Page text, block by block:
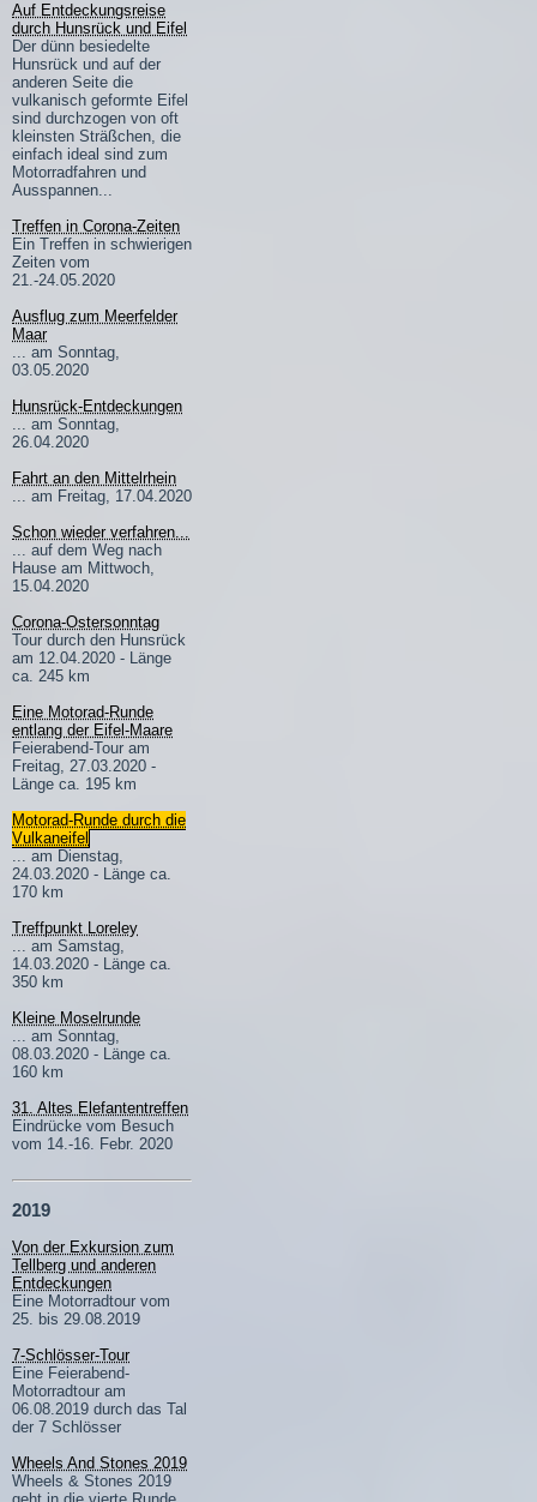
Auf Entdeckungsreise
durch Hunsrück und Eifel
Der dünn besiedelte
Hunsrück und auf der
anderen Seite die
vulkanisch geformte Eifel
sind durchzogen von oft
kleinsten Sträßchen, die
einfach ideal sind zum
Motorradfahren und
Ausspannen...
Treffen in Corona-Zeiten
Ein Treffen in schwierigen
Zeiten vom
21.-24.05.2020
Ausflug zum Meerfelder
Maar
... am Sonntag,
03.05.2020
Hunsrück-Entdeckungen
... am Sonntag,
26.04.2020
Fahrt an den Mittelrhein
... am Freitag, 17.04.2020
Schon wieder verfahren...
... auf dem Weg nach
Hause am Mittwoch,
15.04.2020
Corona-Ostersonntag
Tour durch den Hunsrück
am 12.04.2020 - Länge
ca. 245 km
Eine Motorad-Runde
entlang der Eifel-Maare
Feierabend-Tour am
Freitag, 27.03.2020 -
Länge ca. 195 km
Motorad-Runde durch die
Vulkaneifel
... am Dienstag,
24.03.2020 - Länge ca.
170 km
Treffpunkt Loreley
... am Samstag,
14.03.2020 - Länge ca.
350 km
Kleine Moselrunde
... am Sonntag,
08.03.2020 - Länge ca.
160 km
31. Altes Elefantentreffen
Eindrücke vom Besuch
vom 14.-16. Febr. 2020
2019
Von der Exkursion zum
Tellberg und anderen
Entdeckungen
Eine Motorradtour vom
25. bis 29.08.2019
7-Schlösser-Tour
Eine Feierabend-
Motorradtour am
06.08.2019 durch das Tal
der 7 Schlösser
Wheels And Stones 2019
Wheels & Stones 2019